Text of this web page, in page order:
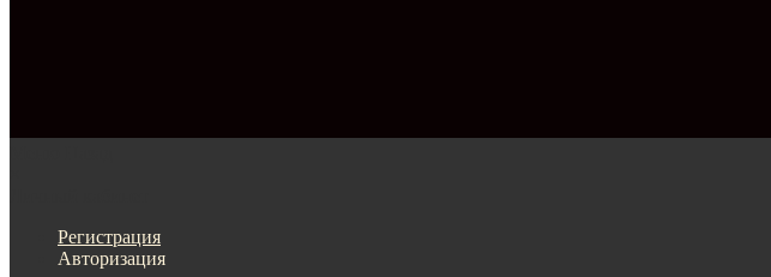
Регистрация
Авторизация